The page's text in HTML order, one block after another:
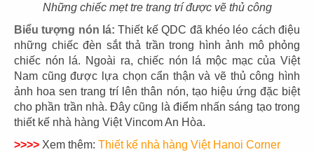
Những chiếc mẹt tre trang trí được vẽ thủ công
Biểu tượng nón lá: Thiết kế QDC đã khéo léo cách điệu
những chiếc đèn sắt thả trần trong hình ảnh mô phỏng
chiếc nón lá. Ngoài ra, chiếc nón lá mộc mạc của Việt
Nam cũng được lựa chọn cẩn thận và vẽ thủ công hình
ảnh hoa sen trang trí lên thân nón, tạo hiệu ứng đặc biệt
cho phần trần nhà. Đây cũng là điểm nhấn sáng tạo trong
thiết kế nhà hàng Việt Vincom An Hòa.
>>>> Xem thêm: Thiết kế nhà hàng Việt Hanoi Corner
11
KOI THÉ
CN Biên Hòa
12
KOI CAFÉ
CN Nguyễn Đức Cảnh